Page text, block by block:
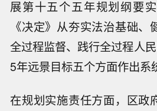
展第十五个五年规划纲要
《决定》从夯实法治基础
全过程监督、践行全过程人
5年远景目标五个方面作出系
在规划实施责任方面，区政